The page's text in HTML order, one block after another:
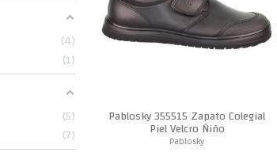
Pablosky 355515 Zapato Colegial
Piel Velcro Ñiño
Pablosky
4
1
5
7